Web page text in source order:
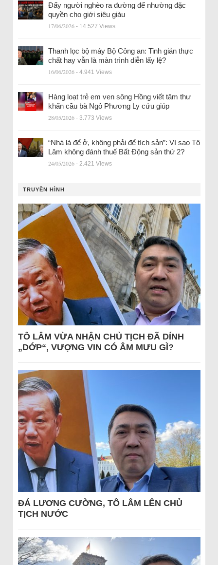
Đẩy người nghèo ra đường để nhường đặc
quyền cho giới siêu giàu
17/06/2026 - 14.527 Views
Thanh lọc bộ máy Bộ Công an: Tinh giản thực
chất hay vẫn là màn trình diễn lấy lệ?
16/06/2026 - 4.941 Views
Hàng loạt trẻ em ven sông Hồng viết tâm thư
khẩn cầu bà Ngô Phương Ly cứu giúp
28/05/2026 - 3.773 Views
“Nhà là để ở, không phải để tích sản”: Vì sao Tô
Lâm không đánh thuế Bất Động sản thứ 2?
24/05/2026 - 2.421 Views
TRUYỀN HÌNH
TÔ LÂM VỪA NHẬN CHỦ TỊCH ĐÃ DÍNH
„DỚP“, VƯỢNG VIN CÓ ÂM MƯU GÌ?
ĐÁ LƯƠNG CƯỜNG, TÔ LÂM LÊN CHỦ
TỊCH NƯỚC